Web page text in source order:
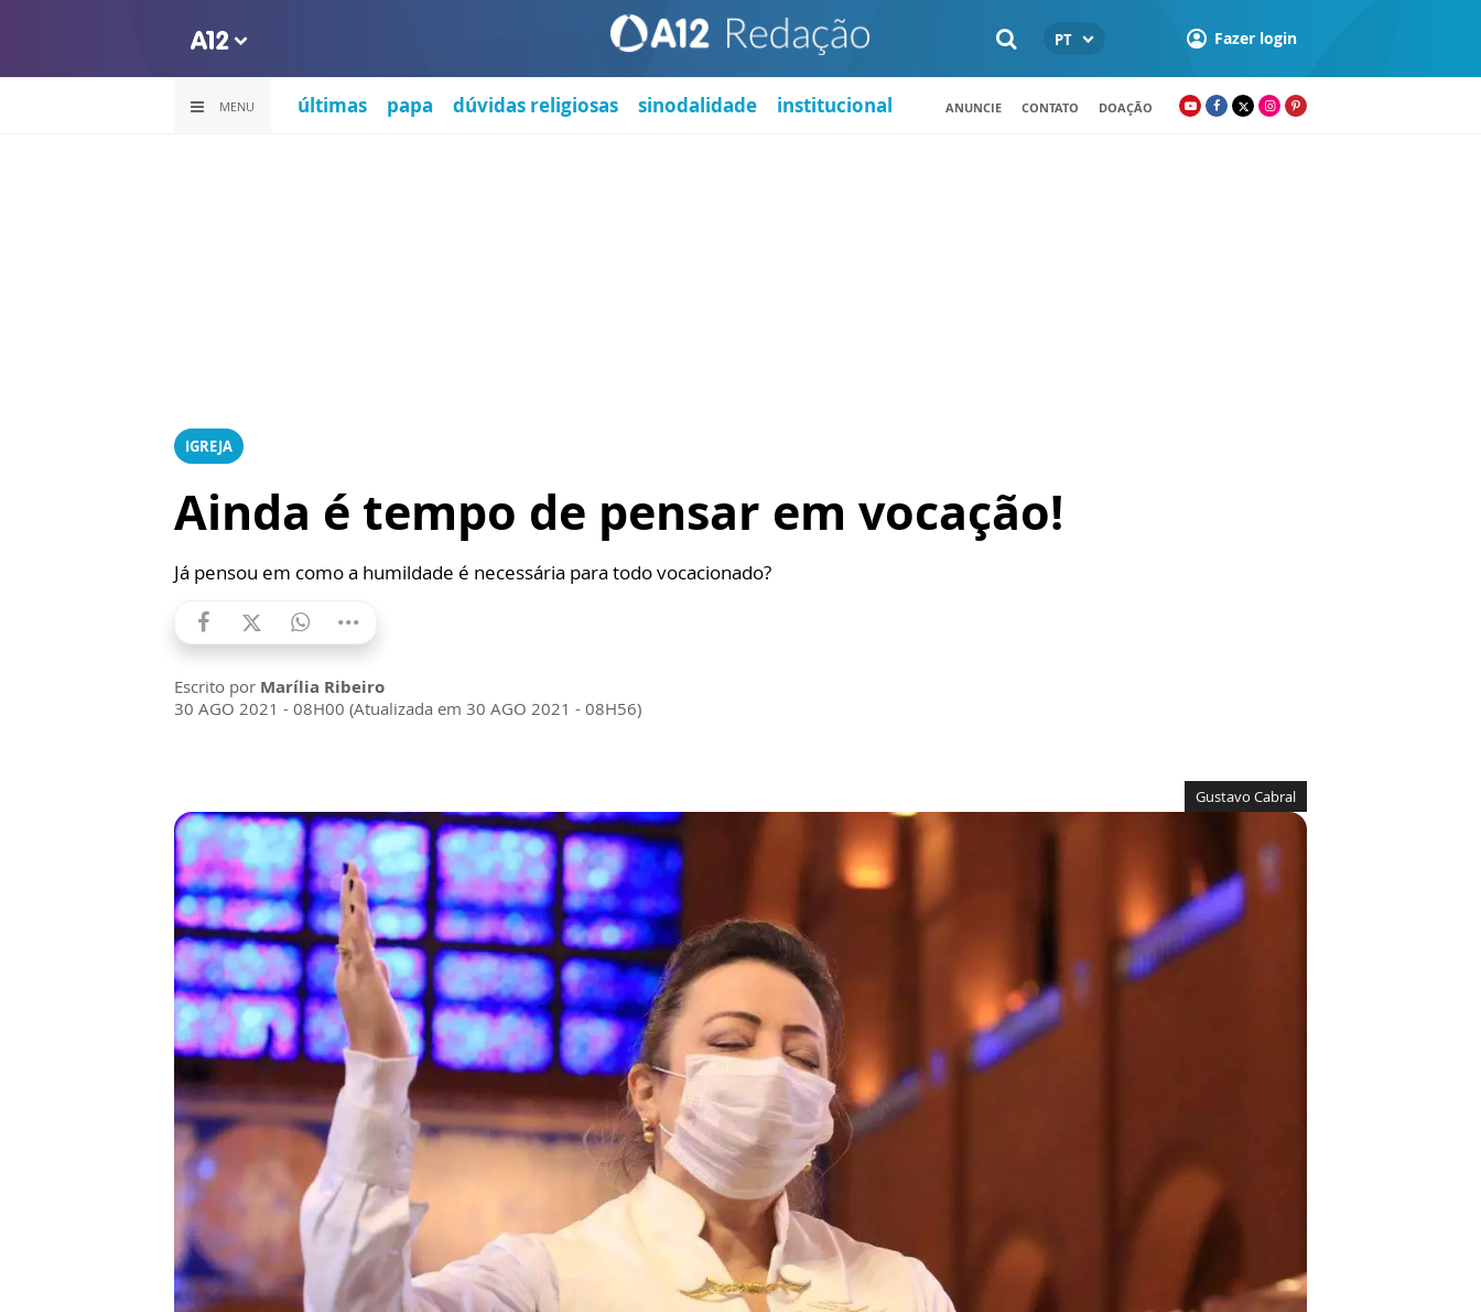
PT Fazer login
MENU últimas papa dúvidas religiosas sinodalidade institucional ANUNCIE CONTATO DOAÇÃO
IGREJA
Ainda é tempo de pensar em vocação!
Já pensou em como a humildade é necessária para todo vocacionado?
Escrito por Marília Ribeiro
30 AGO 2021 - 08H00 (Atualizada em 30 AGO 2021 - 08H56)
Gustavo Cabral